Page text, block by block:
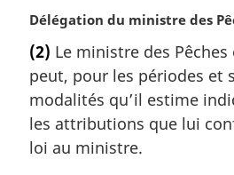
n
a
e
:
N
t
e
m
a
g
Délégation du ministre des
(2) Le ministre des Pêches
peut, pour les périodes et
modalités qu’il estime
les attributions que lui
loi au ministre.